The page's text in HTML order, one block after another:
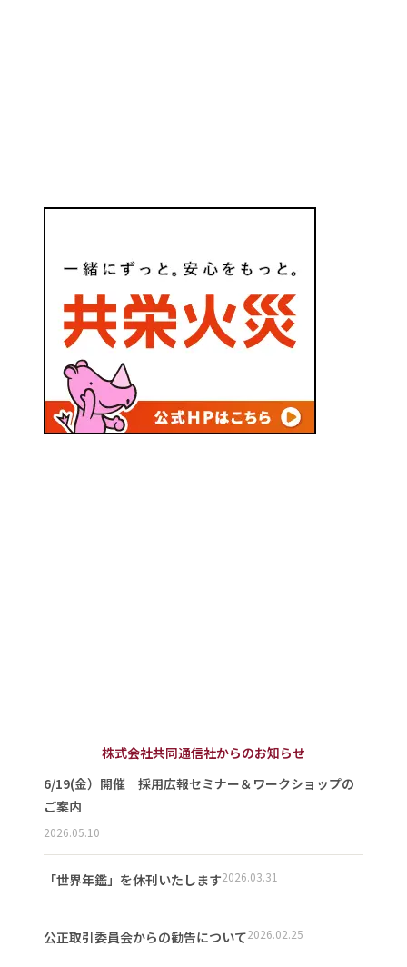
株式会社共同通信社からのお知らせ
6/19(金）開催 採用広報セミナー＆ワークショップの
ご案内
2026.05.10
「世界年鑑」を休刊いたします2026.03.31
公正取引委員会からの勧告について2026.02.25